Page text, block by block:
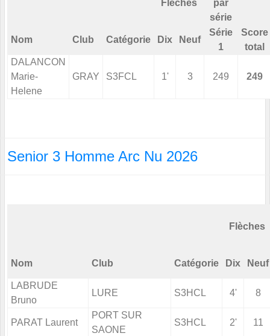
Flèches
par
série
Nom Club Catégorie Dix Neuf
Série
1
Score
total
DALANCON
Marie-
Helene
GRAY S3FCL 1' 3 249 249
Senior 3 Homme Arc Nu 2026
Flèches
Nom Club Catégorie Dix Neuf
LABRUDE
Bruno
LURE S3HCL 4' 8
PARAT Laurent
PORT SUR
SAONE
S3HCL 2' 11